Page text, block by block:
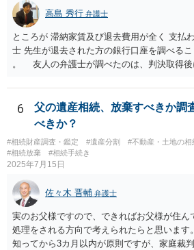
高島 秀行 弁護士
ところが 滞納家賃及び退去費用が全く 支払
士 先生が退去された方の銀行口座を調べる
。 友人の弁護士が調べたのは、判決取得後
預金の入出金履歴を調べたわけではありま
や目的も異なりますし、開示の内容も異なり
6
父の遺産相続、放棄すべきか調
べきか？
#相続財産調査・鑑定 #遺産分割 #不動産・土地の相
#相続放棄
#相続手続き
2025年7月15日
佐々木 晋輔 弁護士
実のお父様ですので、できればお父様が住ん
処理をされる方向で考えられたらと思います
知ってから3カ月以内が原則ですが、家庭裁